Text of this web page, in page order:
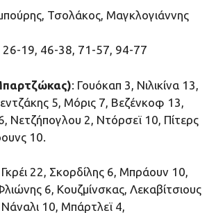
Τσολάκος, Μαγκλογιάννης
26-19, 46-38, 71-57, 94-77
: Γουόκαπ 3, Νιλικίνα 13,
5, Μόρις 7, Βεζένκοφ 13,
Νετζήπογλου 2, Ντόρσεϊ 10, Πίτερς
10.
Γκρέι 22, Σκορδίλης 6, Μπράουν 10,
6, Κουζμίνσκας, Λεκαβίτσιους
10, Μπάρτλεϊ 4,